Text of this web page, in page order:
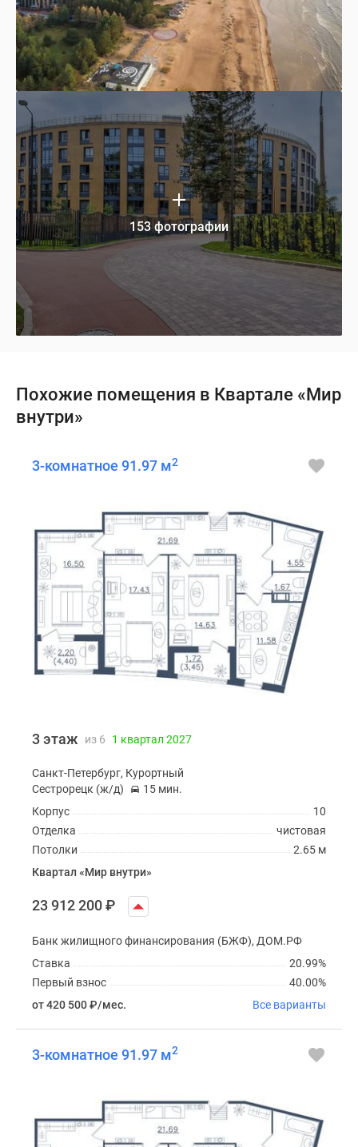
153 фотографии
Похожие помещения в Квартале «Мир
внутри»
3-комнатное 91.97 м2
3 этаж из 6 1 квартал 2027
Санкт-Петербург, Курортный
Сестрорецк (ж/д)
15 мин.
10
Корпус
чистовая
Отделка
2.65 м
Потолки
Квартал «Мир внутри»
23 912 200₽
Банк жилищного финансирования (БЖФ), ДОМ.РФ
20.99%
Ставка
40.00%
Первый взнос
от 420 500₽/мес. Все варианты
3-комнатное 91.97 м2